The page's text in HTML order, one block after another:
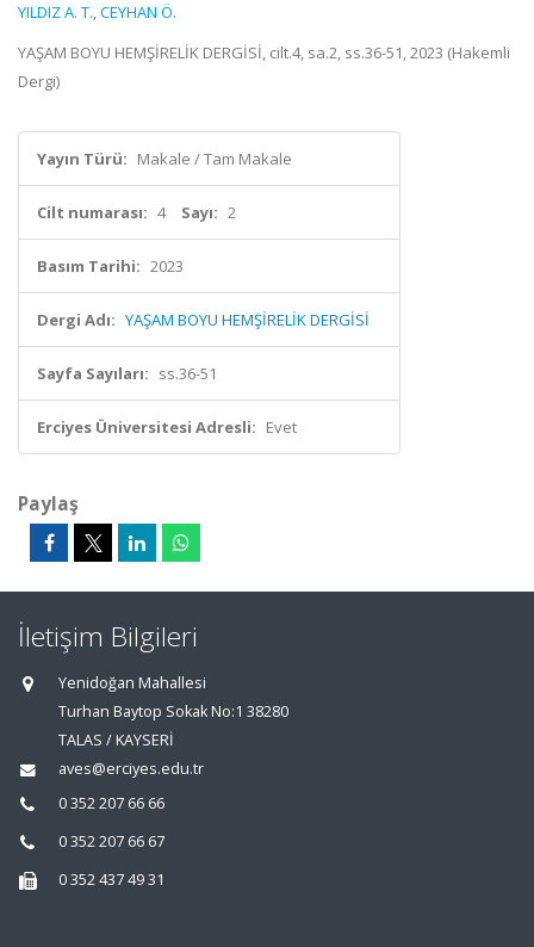
YILDIZ A. T.,CEYHAN Ö.
YAŞAM BOYU HEMŞİRELİK DERGİSİ, cilt.4, sa.2, ss.36-51, 2023 (Hakemli
Dergi)
Yayın Türü: Makale / Tam Makale
Cilt numarası: 4 Sayı: 2
Basım Tarihi: 2023
Dergi Adı: YAŞAM BOYU HEMŞİRELİK DERGİSİ
Sayfa Sayıları: ss.36-51
Erciyes Üniversitesi Adresli: Evet
Paylaş
İletişim Bilgileri
Yenidoğan Mahallesi
Turhan Baytop Sokak No:1 38280
TALAS / KAYSERİ
aves@erciyes.edu.tr
0 352 207 66 66
0 352 207 66 67
0 352 437 49 31